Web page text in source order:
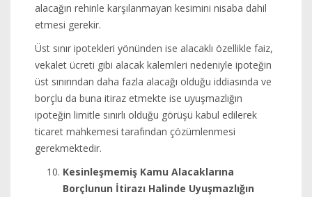
alacağın rehinle karşılanmayan kesimini nisaba dahil
etmesi gerekir.
Üst sınır ipotekleri yönünden ise alacaklı özellikle faiz,
vekalet ücreti gibi alacak kalemleri nedeniyle ipoteğin
üst sınırından daha fazla alacağı olduğu iddiasında ve
borçlu da buna itiraz etmekte ise uyuşmazlığın
ipoteğin limitle sınırlı olduğu görüşü kabul edilerek
ticaret mahkemesi tarafından çözümlenmesi
gerekmektedir.
Kesinleşmemiş Kamu Alacaklarına
Borçlunun İtirazı Halinde Uyuşmazlığın